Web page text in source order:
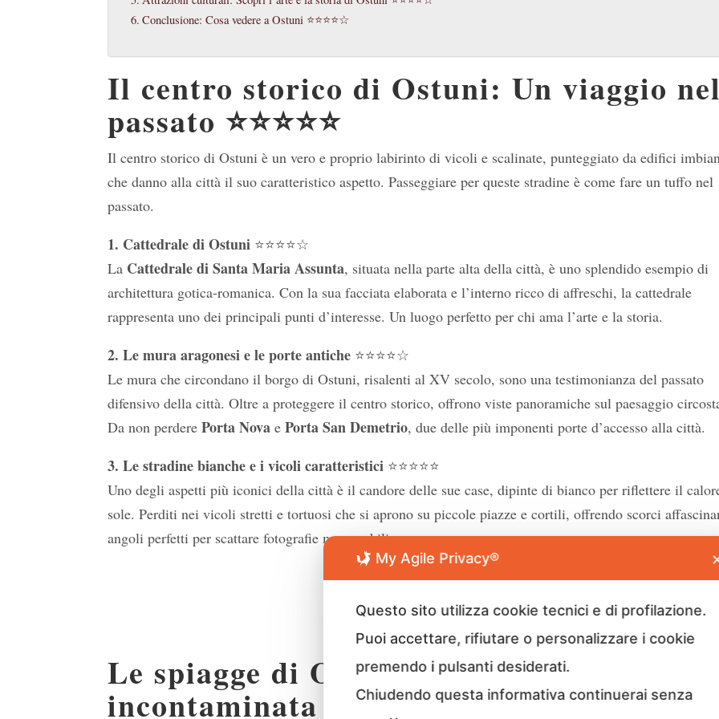
Conclusione: Cosa vedere a Ostuni ⭐⭐⭐⭐☆
Il centro storico di Ostuni: Un viaggio nel
passato ⭐⭐⭐⭐⭐
Il centro storico di Ostuni è un vero e proprio labirinto di vicoli e scalinate, punteggiato da edifici
che danno alla città il suo caratteristico aspetto. Passeggiare per queste stradine è come fare un tuffo nel
passato.
1. Cattedrale di Ostuni ⭐⭐⭐⭐☆
La Cattedrale di Santa Maria Assunta, situata nella parte alta della città, è uno splendido esempio di
architettura gotica-romanica. Con la sua facciata elaborata e l’interno ricco di affreschi, la cattedrale
rappresenta uno dei principali punti d’interesse. Un luogo perfetto per chi ama l’arte e la storia.
2. Le mura aragonesi e le porte antiche ⭐⭐⭐⭐☆
Le mura che circondano il borgo di Ostuni, risalenti al XV secolo, sono una testimonianza del passato
difensivo della città. Oltre a proteggere il centro storico, offrono viste panoramiche sul paesaggio
Da non perderePorta Nova ePorta San Demetrio, due delle più imponenti porte d’accesso alla città.
3. Le stradine bianche e i vicoli caratteristici ⭐⭐⭐⭐⭐
Uno degli aspetti più iconici della città è il candore delle sue case, dipinte di bianco per riflettere il
sole. Perditi nei vicoli stretti e tortuosi che si aprono su piccole piazze e cortili, offrendo scorci
angoli perfetti per scattare fotografie memorabili.
Scopri il canale Youtube
Le spiagge di Ostuni: Relax e natura
incontaminata ⭐⭐⭐⭐☆
My Agile Privacy®
Questo sito utilizza cookie tecnici e di profilazione.
Puoi accettare, rifiutare o personalizzare i cookie
premendo i pulsanti desiderati.
Chiudendo questa informativa continuerai senza